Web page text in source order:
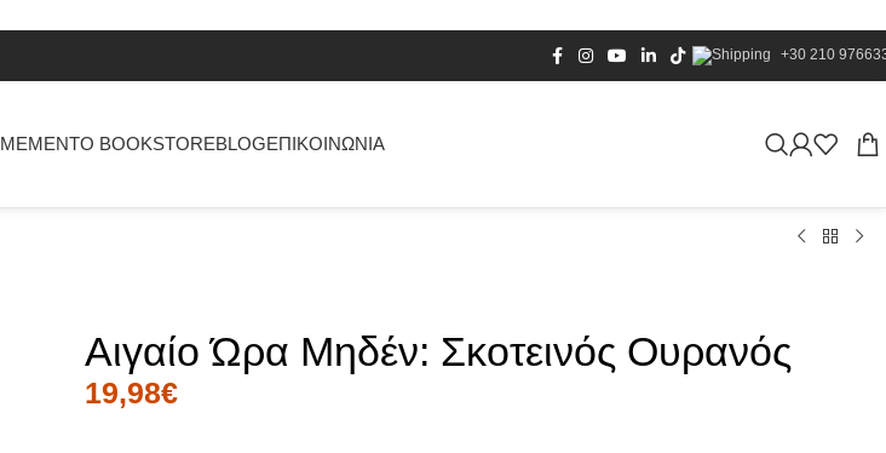
+30 210
MEMENTO BOOKSTOREBLOGΕΠΙΚΟΙΝΩΝΙΑ
Αιγαίο Ώρα Μηδέν: Σκοτεινός Ουρανός
19,98€